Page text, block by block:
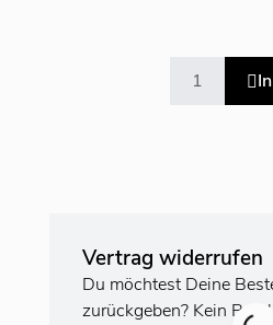
Vertrag widerrufen
Du möchtest Deine
zurückgeben? Kein